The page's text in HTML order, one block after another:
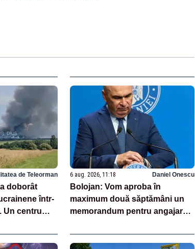
de Teleorman
doborât
într-
Un centru
6 aug. 2026, 11:18 Daniel Onescu
Bolojan: Vom aproba în
maximum două săptămâni un
memorandum pentru angajarea
inaugurate